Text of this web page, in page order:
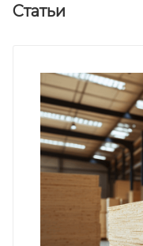
Статьи